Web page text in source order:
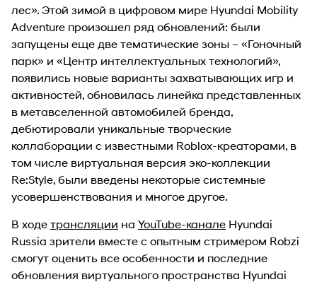
лес». Этой зимой в цифровом мире Hyundai Mobility
Adventure произошел ряд обновлений: были
запущены еще две тематические зоны – «Гоночный
парк» и «Центр интеллектуальных технологий»,
появились новые варианты захватывающих игр и
активностей, обновилась линейка представленных
в метавселенной автомобилей бренда,
дебютировали уникальные творческие
коллаборации с известными Roblox-креаторами, в
том числе виртуальная версия эко-коллекции
Re:Style, были введены некоторые системные
усовершенствования и многое другое.
В ходе трансляции на YouTube-канале Hyundai
Russia зрители вместе с опытным стримером Robzi
смогут оценить все особенности и последние
обновления виртуального пространства Hyundai